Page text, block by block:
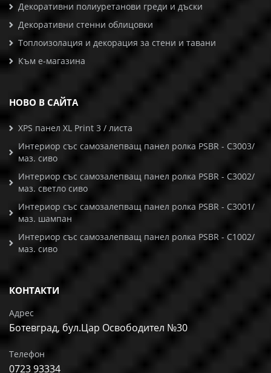
Декоративни полиуретанови греди и дъски
Декоративни стенни облицовки
Топлоизолация и декорация за стени и тавани
Към е-магазина
НОВО В САЙТА
XPS панел XL Print 3 / листа
Интериор със самозалепващ панел ролка PSBR - C3003/
маз. сиво
Интериор със самозалепващ панел ролка PSBR - C3002/
маз. светло сиво
Интериор със самозалепващ панел ролка PSBR - C3001/
маз. шампан
Интериор със самозалепващ панел ролка PSBR - C1002/
маз. сиво
КОНТАКТИ
Адрес
Ботевград, бул.Цар Освободител №30
Телефон
0723 93334